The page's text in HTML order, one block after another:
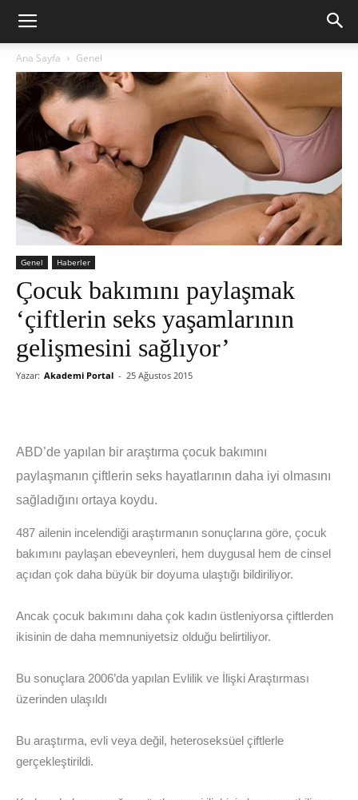
Ana Sayfa Genel
Genel Haberler
Çocuk bakımını paylaşmak
‘çiftlerin seks yaşamlarının
gelişmesini sağlıyor’
Yazar: Akademi Portal - 25 Ağustos 2015
ABD’de yapılan bir araştırma çocuk bakımını
paylaşmanın çiftlerin seks hayatlarının daha iyi olmasını
sağladığını ortaya koydu.
487 ailenin incelendiği araştırmanın sonuçlarına göre, çocuk
bakımını paylaşan ebeveynleri, hem duygusal hem de cinsel
açıdan çok daha büyük bir doyuma ulaştığı bildiriliyor.
Ancak çocuk bakımını daha çok kadın üstleniyorsa çiftlerden
ikisinin de daha memnuniyetsiz olduğu belirtiliyor.
Bu sonuçlara 2006’da yapılan Evlilik ve İlişki Araştırması
üzerinden ulaşıldı
Bu araştırma, evli veya değil, heteroseksüel çiftlerle
gerçekleştirildi.